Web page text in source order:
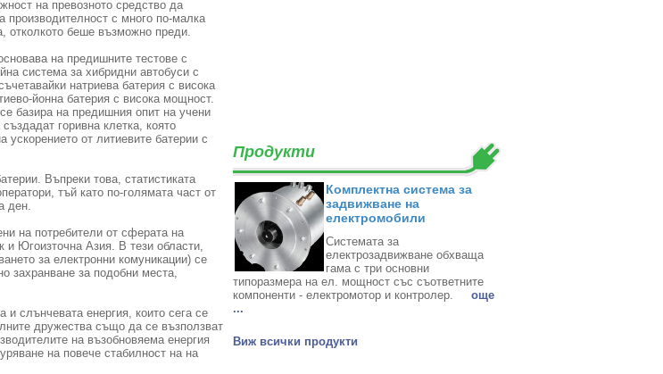
на превозното средство да
производителност с много по-малка
отколкото беше възможно преди.
на предишните тестове с
система за хибридни автобуси с
натриева батерия с висока
йонна батерия с висока мощност.
базира на предишния опит на учени
горивна клетка, която
от литиевите батерии с
Въпреки това, статистиката
тъй като по-голямата част от
ден.
на потребители от сферата на
и Югоизточна Азия. В тези области,
за електронни комуникации) се
захранване за подобни места,
и слънчевата енергия, които сега се
дружества също да се възползват
на възобновяема енергия
на повече стабилност на на
Продукти
Комплектна система за
задвижване на
електромобили
Системата за
електрозадвижване обхваща
гама с три основни
типоразмера на ел. мощност със съответните
компоненти - електромотор и контролер. ‎ oще
...
Виж всички продукти